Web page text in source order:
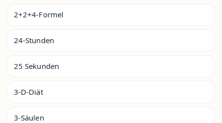
2+2+4-Formel
24-Stunden
25 Sekunden
3-D-Diät
3-Säulen